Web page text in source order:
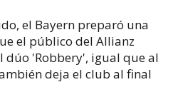
el Bayern preparó una
el público del Allianz
dúo 'Robbery', igual que al
deja el club al final